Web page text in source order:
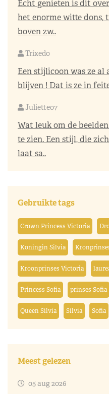
Echt genieten is dit
het enorme witte dons,
boven zw..
Trixedo
Een stijlicoon was ze
blijven ! Dat is ze in
Juliette07
Wat leuk om de
te zien. Een stijl, die
laat sa..
Gebruikte tags
Crown Princess Victoria
Koningin Silvia
Kroonprinses Victoria
Princess Sofia prinses Sofia
Queen Silvia Silvia Sofia
Meest gelezen
05 aug 2026